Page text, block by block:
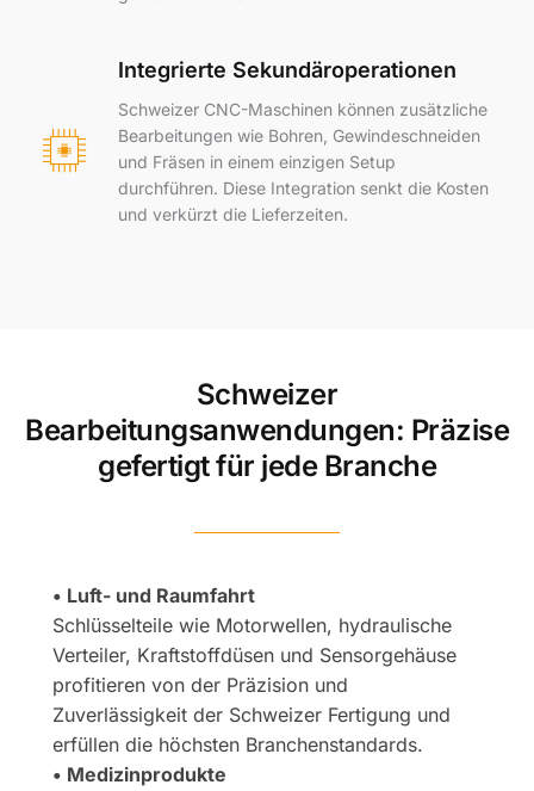
Integrierte Sekundäroperationen
Schweizer CNC-Maschinen können zusätzliche
Bearbeitungen wie Bohren, Gewindeschneiden
und Fräsen in einem einzigen Setup
durchführen. Diese Integration senkt die Kosten
und verkürzt die Lieferzeiten.
Schweizer
Bearbeitungsanwendungen: Präzise
gefertigt für jede Branche
• Luft- und Raumfahrt
Schlüsselteile wie Motorwellen, hydraulische
Verteiler, Kraftstoffdüsen und Sensorgehäuse
profitieren von der Präzision und
Zuverlässigkeit der Schweizer Fertigung und
erfüllen die höchsten Branchenstandards.
• Medizinprodukte